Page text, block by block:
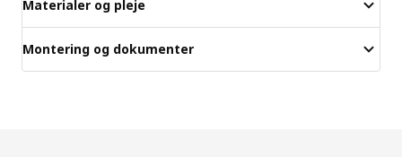
Materialer og pleje
Montering og dokumenter